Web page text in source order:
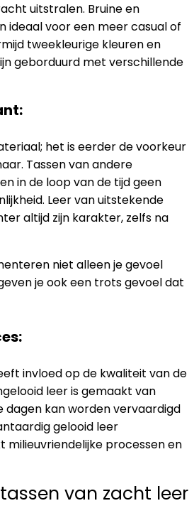
uitstralen. Bruine en
ideaal voor een meer casual of
tweekleurige kleuren en
geborduurd met verschillende
het is eerder de voorkeur
Tassen van andere
in de loop van de tijd geen
Leer van uitstekende
altijd zijn karakter, zelfs na
niet alleen je gevoel
je ook een trots gevoel dat
invloed op de kwaliteit van de
leer is gemaakt van
dagen kan worden vervaardigd
gelooid leer
milieuvriendelijke processen en
van zacht leer